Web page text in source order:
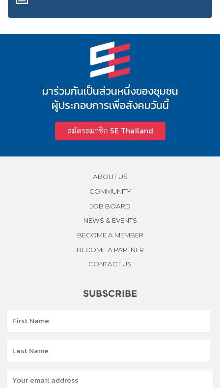
มาร่วมกันเป็นส่วนหนึ่งของชุมชน
ผู้ประกอบการเพื่อสังคมวันนี้
สมัครสมาชิก SE Thailand
ABOUT US
COMMUNITY
JOB BOARD
NEWS & EVENTS
BECOME A MEMBER
BECOME A PARTNER
CONTACT US
SUBSCRIBE